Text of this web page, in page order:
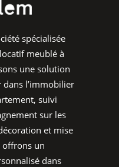
spécialisée
meublé à
une solution
l’immobilier
suivi
sur les
et mise
offrons un
dans